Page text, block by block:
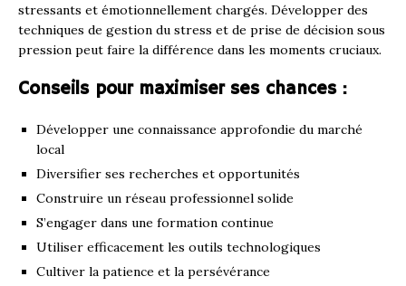
stressants et émotionnellement chargés. Développer des
techniques de gestion du stress et de prise de décision sous
pression peut faire la différence dans les moments cruciaux.
Conseils pour maximiser ses chances :
Développer une connaissance approfondie du marché
local
Diversifier ses recherches et opportunités
Construire un réseau professionnel solide
S’engager dans une formation continue
Utiliser efficacement les outils technologiques
Cultiver la patience et la persévérance